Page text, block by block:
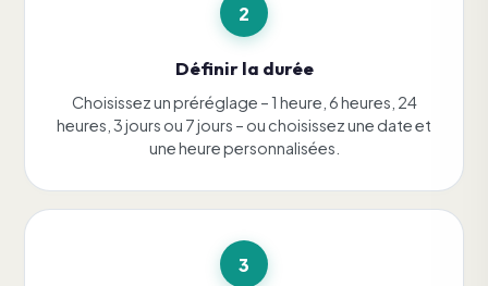
2
Définir la durée
Choisissez un préréglage – 1 heure, 6 heures, 24
heures, 3 jours ou 7 jours – ou choisissez une date et
une heure personnalisées.
3